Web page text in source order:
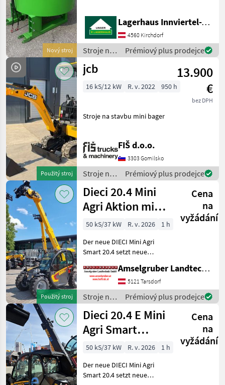
Nový stroj
Stapleraufnahme -
Auslaufschieber hinten und
rechts - Auslaufrutsche -
Sackaufreißer
Lagerhaus Innviertel-Traunviertel-Urfahr eGen, Kirchdorf
4560 Kirchdorf
Stroje na
stavbu /
Sonstige
Prémiový plus prodejce
Použitý stroj
jcb
13.900
€
bez DPH
16 kS/12 kW R. v. 2022 950 h
Stroje na stavbu mini bager
FIŠ d.o.o.
3303 Gomilsko
Stroje na
stavbu /
JCB
Prémiový plus prodejce
Použitý stroj
Dieci 20.4 Mini
Agri Aktion mit
Österreichpaket
Cena
na
vyžádání
50 kS/37 kW R. v. 2026
1 h
Der neue DIECI Mini Agri
Smart 20.4 setzt neue
Teleskopladermarkt. Stufe
5 Motor - -Größte Kabine
(Baugleich vom Modell 26.6
Mini Agri) -50
Amselgruber Landtechnik GmbH
5121 Tarsdorf
Stroje na
stavbu /
Dieci
Prémiový plus prodejce
Dieci 20.4 E Mini
Agri Smart
ELEKTRO
Teleskoplader
TOP
Cena
na
vyžádání
50 kS/37 kW R. v. 2026
1 h
Der neue DIECI Mini Agri
Smart 20.4 setzt neue